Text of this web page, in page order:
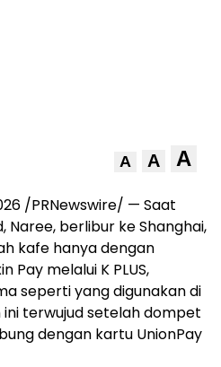
A A A
/PRNewswire/ — Saat
Naree, berlibur ke Shanghai,
kafe hanya dengan
Pay melalui K PLUS,
seperti yang digunakan di
terwujud setelah dompet
dengan kartu UnionPay